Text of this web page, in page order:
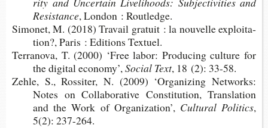
Resistance, Lon­don : Routledge.
Simo­net, M. (2018) Tra­vail gra­tuit : la nou­velle exploi­ta­
tion?, Paris : Edi­tions Textuel.
Ter­ra­nova, T. (2000) ‘Free labor: Pro­du­cing culture for
the digi­tal economy’,Social Text, 18 (2): 33-58.
Zehle, S., Ros­si­ter, N. (2009) ‘Orga­ni­zing Net­works:
Notes on Col­la­bo­ra­tive Consti­tu­tion, Trans­la­tion
and the Work of Organization’, Cultu­ral Politics,
5(2): 237-264.